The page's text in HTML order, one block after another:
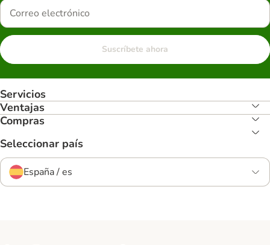
Suscríbete ahora
Servicios
Ventajas
Compras
Seleccionar país
España / es